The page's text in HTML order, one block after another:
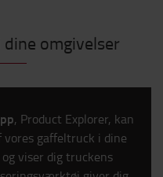
omgivelser
, Product Explorer, kan
vores gaffeltruck i dine
viser dig truckens